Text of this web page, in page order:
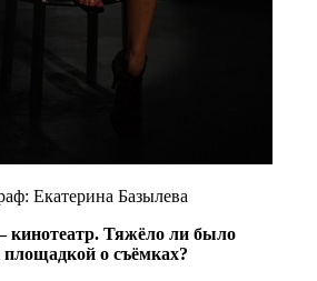
Екатерина Базылева
Тяжёло ли было
площадкой о съёмках?